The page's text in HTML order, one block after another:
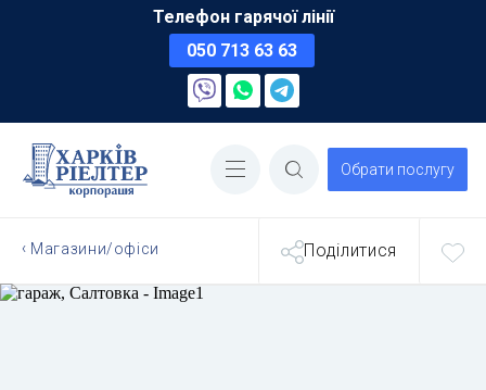
Телефон гарячої лінії
050 713 63 63
Обрати послугу
Магазини/офіси Поділитися